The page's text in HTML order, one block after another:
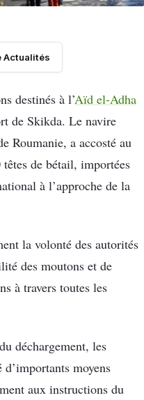
Actualités
destinés à l’Aïd el-Adha
de Skikda. Le navire
Roumanie, a accosté au
de bétail, importées
à l’approche de la
la volonté des autorités
des moutons et de
à travers toutes les
déchargement, les
moyens
aux instructions du